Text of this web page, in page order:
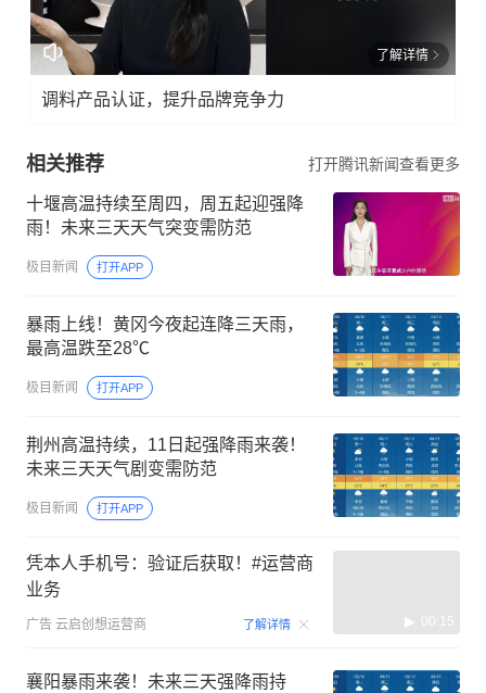
了解详情
调料产品认证，提升品牌竞争力
相关推荐 打开腾讯新闻查看更多
十堰高温持续至周四，周五起迎强降
雨！未来三天天气突变需防范
极目新闻 打开APP
暴雨上线！黄冈今夜起连降三天雨，
最高温跌至28℃
极目新闻 打开APP
荆州高温持续，11日起强降雨来袭！
未来三天天气剧变需防范
极目新闻 打开APP
凭本人手机号：验证后获取！#运营商
业务
广告 云启创想运营商 了解详情 00:15
襄阳暴雨来袭！未来三天强降雨持